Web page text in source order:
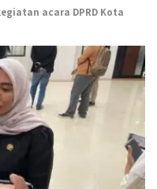
acara DPRD Kota